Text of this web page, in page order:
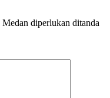
Medan diperlukan ditanda